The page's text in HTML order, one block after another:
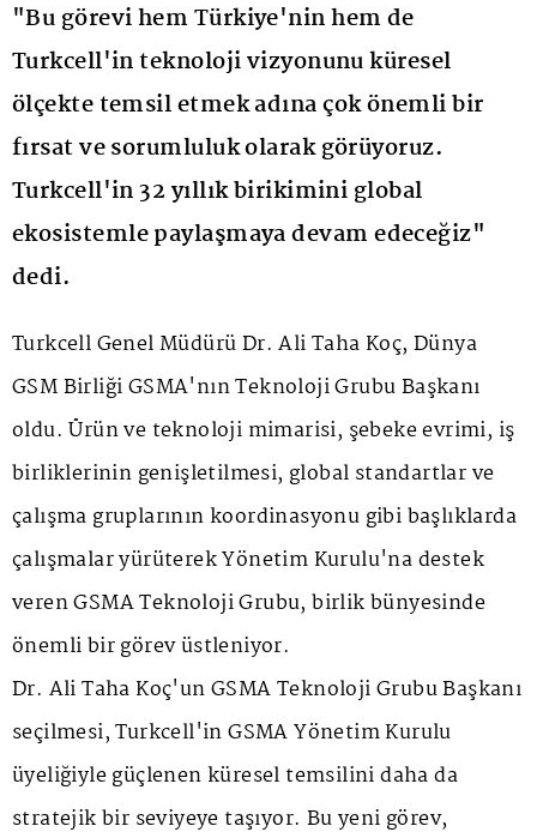
"Bu görevi hem Türkiye'nin hem de
Turkcell'in teknoloji vizyonunu küresel
ölçekte temsil etmek adına çok önemli bir
fırsat ve sorumluluk olarak görüyoruz.
Turkcell'in 32 yıllık birikimini global
ekosistemle paylaşmaya devam edeceğiz"
dedi.
Turkcell Genel Müdürü Dr. Ali Taha Koç, Dünya
GSM Birliği GSMA'nın Teknoloji Grubu Başkanı
oldu. Ürün ve teknoloji mimarisi, şebeke evrimi, iş
birliklerinin genişletilmesi, global standartlar ve
çalışma gruplarının koordinasyonu gibi başlıklarda
çalışmalar yürüterek Yönetim Kurulu'na destek
veren GSMA Teknoloji Grubu, birlik bünyesinde
önemli bir görev üstleniyor.
Dr. Ali Taha Koç'un GSMA Teknoloji Grubu Başkanı
seçilmesi, Turkcell'in GSMA Yönetim Kurulu
üyeliğiyle güçlenen küresel temsilini daha da
stratejik bir seviyeye taşıyor. Bu yeni görev,